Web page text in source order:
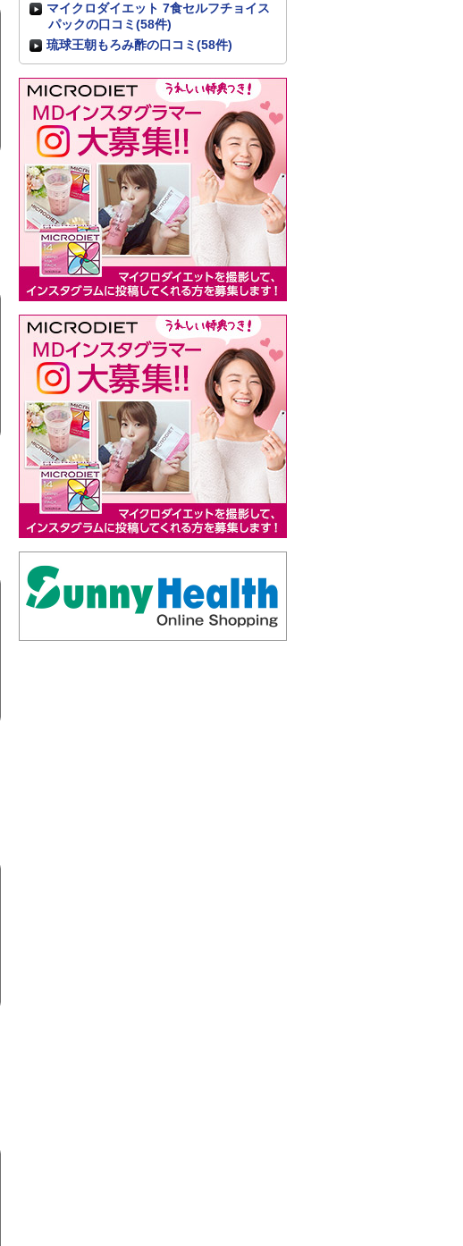
マイクロダイエット 7食セルフチョイス
パックの口コミ(58件)
琉球王朝もろみ酢の口コミ(58件)